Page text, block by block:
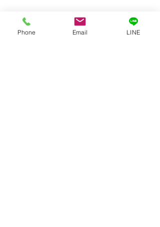
Phone Email LINE